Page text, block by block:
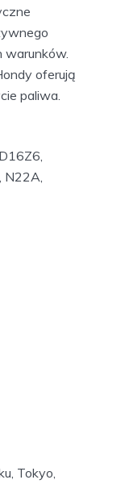
warunków.
oferują
paliwa.
N22A,
Tokyo,